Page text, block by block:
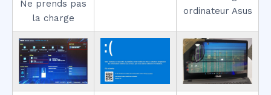
Ne prends pas
la charge
ordinateur Asus